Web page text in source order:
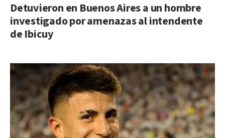
Detuvieron en Buenos Aires a un hombre
investigado por amenazas al intendente
de Ibicuy